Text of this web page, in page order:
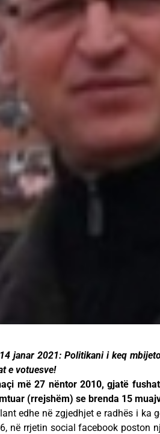
janar 2021: Politikani i keq
e votuesve!
më 27 nëntor 2010, gjatë
(rrejshëm) se brenda 15
edhe në zgjedhjet e radhës i ka
në rrjetin social facebook poston